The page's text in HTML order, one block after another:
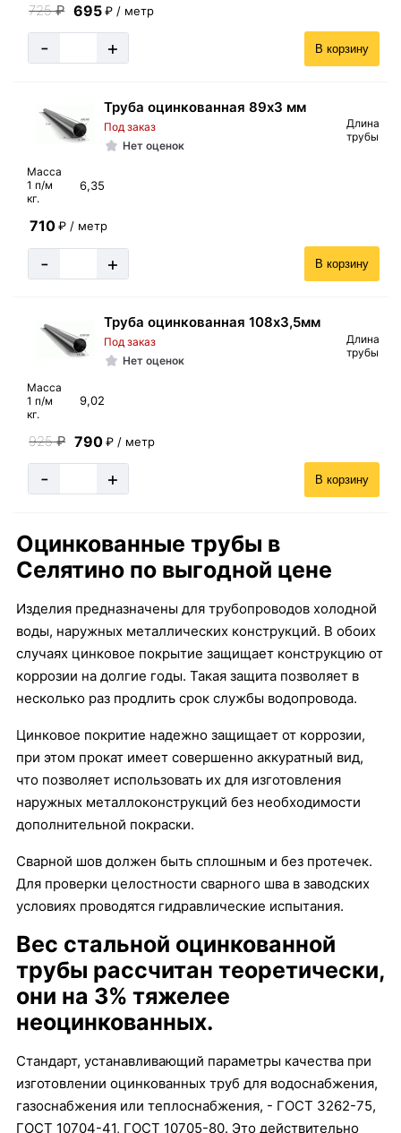
725₽ 695 ₽ / метр
- + В корзину
Труба оцинкованная 89х3 мм
Под заказ
Нет оценок
Длина
трубы
Масса
1 п/м
кг.
6,35
710 ₽ / метр
- + В корзину
Труба оцинкованная 108х3,5мм
Под заказ
Нет оценок
Длина
трубы
Масса
1 п/м
кг.
9,02
925₽ 790 ₽ / метр
- + В корзину
Оцинкованные трубы в
Селятино по выгодной цене
Изделия предназначены для трубопроводов холодной
воды, наружных металлических конструкций. В обоих
случаях цинковое покрытие защищает конструкцию от
коррозии на долгие годы. Такая защита позволяет в
несколько раз продлить срок службы водопровода.
Цинковое покритие надежно защищает от коррозии,
при этом прокат имеет совершенно аккуратный вид,
что позволяет использовать их для изготовления
наружных металлоконструкций без необходимости
дополнительной покраски.
Сварной шов должен быть сплошным и без протечек.
Для проверки целостности сварного шва в заводских
условиях проводятся гидравлические испытания.
Вес стальной оцинкованной
трубы рассчитан теоретически,
они на 3% тяжелее
неоцинкованных.
Стандарт, устанавливающий параметры качества при
изготовлении оцинкованных труб для водоснабжения,
газоснабжения или теплоснабжения, - ГОСТ 3262-75,
ГОСТ 10704-41, ГОСТ 10705-80. Это действительно